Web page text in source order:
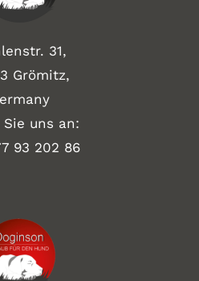
31,
Grömitz,
Sie uns an:
93 202 86